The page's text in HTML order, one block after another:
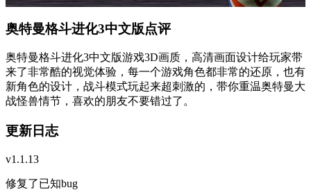
奥特曼格斗进化3中文版点评
奥特曼格斗进化3中文版游戏3D画质，高清画面设计给玩家带
来了非常酷的视觉体验，每一个游戏角色都非常的还原，也有
新角色的设计，战斗模式玩起来超刺激的，带你重温奥特曼大
战怪兽情节，喜欢的朋友不要错过了。
更新日志
v1.1.13
修复了已知bug